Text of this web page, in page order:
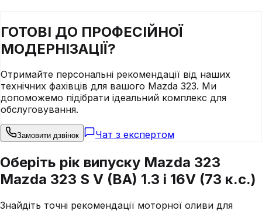
ГОТОВІ ДО ПРОФЕСІЙНОЇ
МОДЕРНІЗАЦІЇ?
Отримайте персональні рекомендації від наших
технічних фахівців для вашого Mazda 323. Ми
допоможемо підібрати ідеальний комплекс для
обслуговування.
Замовити дзвінок Чат з експертом
Оберіть рік випуску Mazda 323
Mazda 323 S V (BA) 1.3 i 16V (73 к.с.)
Знайдіть точні рекомендації моторної оливи для